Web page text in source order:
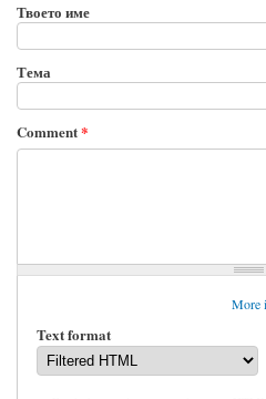
Твоето име
Тема
Comment*
More
Text format